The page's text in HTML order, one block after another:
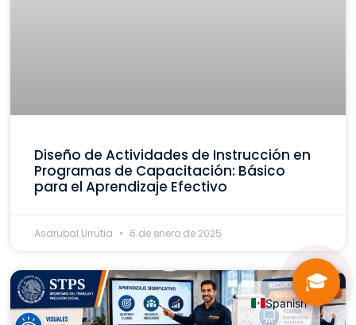
Diseño de Actividades de Instrucción en
Programas de Capacitación: Básico
para el Aprendizaje Efectivo
Asdrubal Urrutia 6 de enero de 2025
🎓
Spanish